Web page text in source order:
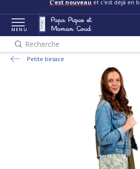
C'est nouveau et c'est déjà en
MENU
Recherche
Petite besace